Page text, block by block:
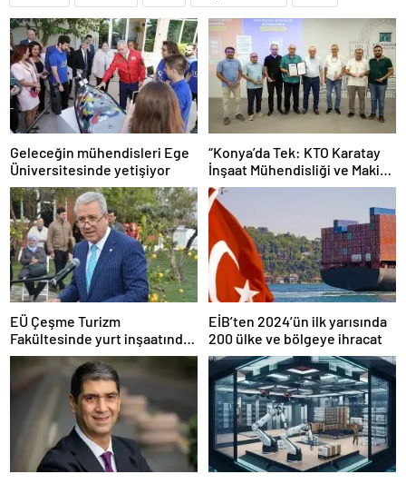
Geleceğin mühendisleri Ege
Üniversitesinde yetişiyor
“Konya’da Tek: KTO Karatay
İnşaat Mühendisliği ve Makine
Mühendisliği Bölümleri
Avrupa’da Tanınacak”
EÜ Çeşme Turizm
Fakültesinde yurt inşaatında
sona gelindi
EİB’ten 2024’ün ilk yarısında
200 ülke ve bölgeye ihracat